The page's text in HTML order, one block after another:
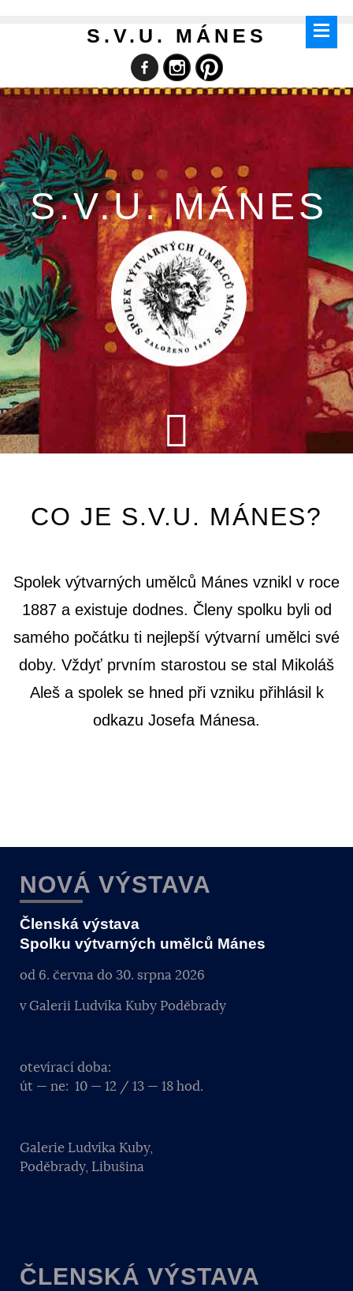
S.V.U. MÁNES
S.V.U. MÁNES
CO JE S.V.U. MÁNES?
Spolek výtvarných umělců Mánes vznikl v roce
1887 a existuje dodnes. Členy spolku byli od
samého počátku ti nejlepší výtvarní umělci své
doby. Vždyť prvním starostou se stal Mikoláš
Aleš a spolek se hned při vzniku přihlásil k
odkazu Josefa Mánesa.
NOVÁ VÝSTAVA
Členská výstava
Spolku výtvarných umělců Mánes
od 6. června do 30. srpna 2026
v Galerii Ludvíka Kuby Poděbrady
otevírací doba:
út — ne: 10 — 12 / 13 — 18 hod.
Galerie Ludvíka Kuby,
Poděbrady, Libušina
ČLENSKÁ VÝSTAVA